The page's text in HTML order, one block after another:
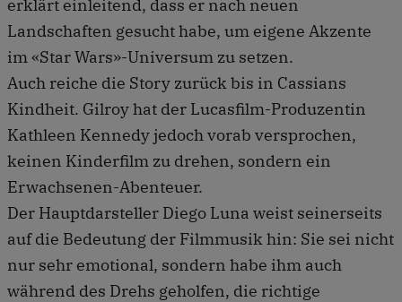
erklärt einleitend, dass er nach neuen
Landschaften gesucht habe, um eigene Akzente
im «Star Wars»-Universum zu setzen.
Auch reiche die Story zurück bis in Cassians
Kindheit. Gilroy hat der Lucasfilm-Produzentin
Kathleen Kennedy jedoch vorab versprochen,
keinen Kinderfilm zu drehen, sondern ein
Erwachsenen-Abenteuer.
Der Hauptdarsteller Diego Luna weist seinerseits
auf die Bedeutung der Filmmusik hin: Sie sei nicht
nur sehr emotional, sondern habe ihm auch
während des Drehs geholfen, die richtige